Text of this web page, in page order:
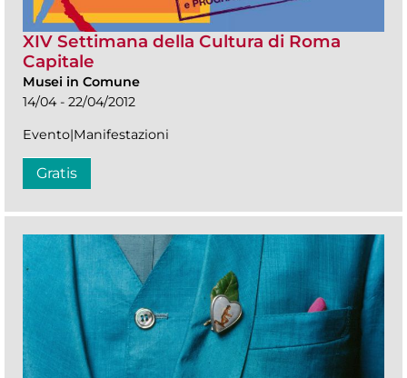
XIV Settimana della Cultura di Roma
Capitale
Musei in Comune
14/04 - 22/04/2012
Evento|Manifestazioni
Gratis